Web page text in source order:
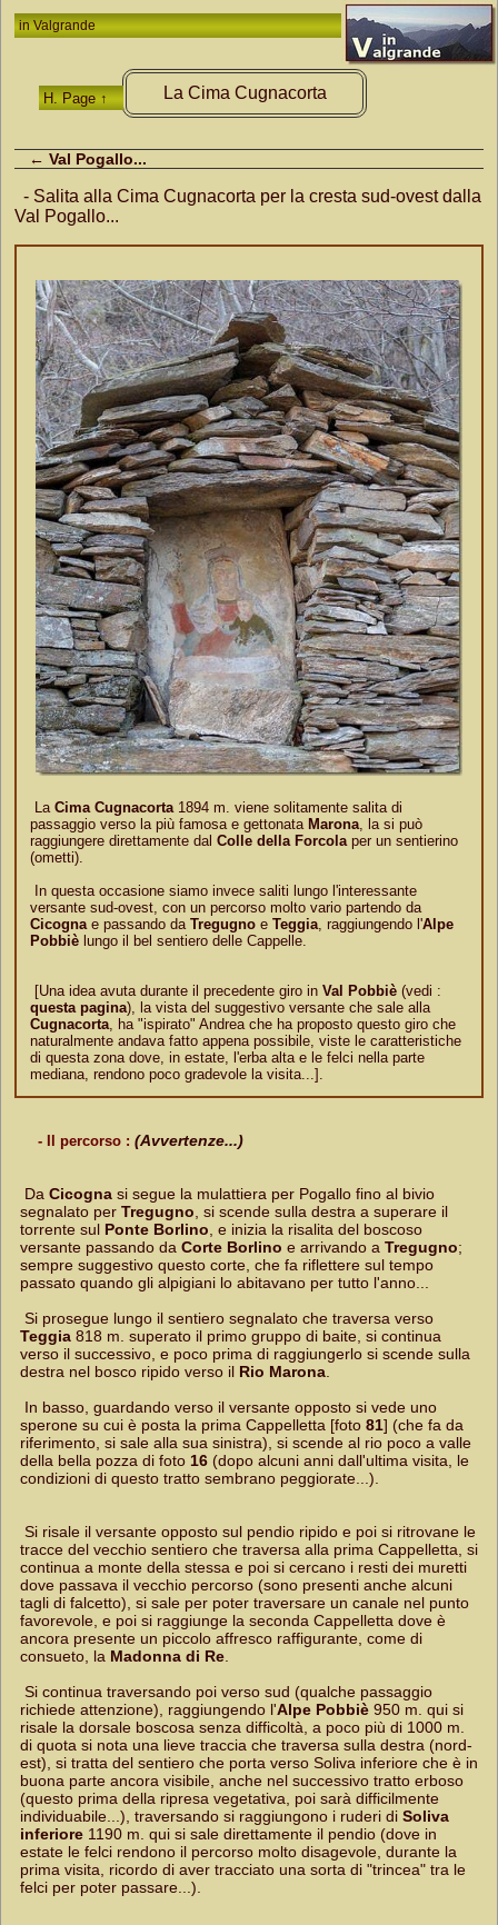
inValgrande
H. Page ↑ La Cima Cugnacorta
← Val Pogallo...
- Salita alla Cima Cugnacorta per la cresta sud-ovest dalla
Val Pogallo...
La Cima Cugnacorta1894 m. viene solitamente salita di
passaggio verso la più famosa e gettonata Marona, la si può
raggiungere direttamente dal Colle della Forcolaper un sentierino
(ometti).
In questa occasione siamo invece saliti lungo l'interessante
versante sud-ovest, con un percorso molto vario partendo da
Cicognae passando da Tregugno e Teggia, raggiungendo l'Alpe
Pobbiè lungo il bel sentiero delle Cappelle.
[Una idea avuta durante il precedente giro in Val Pobbiè (vedi :
questa pagina), la vista del suggestivo versante che sale alla
Cugnacorta, ha "ispirato" Andrea che ha proposto questo giro che
naturalmente andava fatto appena possibile, viste le caratteristiche
di questa zona dove, in estate, l'erba alta e le felci nella parte
mediana, rendono poco gradevole la visita...].
- Il percorso : (Avvertenze...)
Da Cicogna si segue la mulattiera per Pogallo fino al bivio
segnalato per Tregugno, si scende sulla destra a superare il
torrente sul Ponte Borlino, e inizia la risalita del boscoso
versante passando da Corte Borlino e arrivando a Tregugno;
sempre suggestivo questo corte, che fa riflettere sul tempo
passato quando gli alpigiani lo abitavano per tutto l'anno...
Si prosegue lungo il sentiero segnalato che traversa verso
Teggia 818 m. superato il primo gruppo di baite, si continua
verso il successivo, e poco prima di raggiungerlo si scende sulla
destra nel bosco ripido verso il Rio Marona.
In basso, guardando verso il versante opposto si vede uno
sperone su cui è posta la prima Cappelletta [foto 81] (che fa da
riferimento, si sale alla sua sinistra), si scende al rio poco a valle
della bella pozza di foto 16 (dopo alcuni anni dall'ultima visita, le
condizioni di questo tratto sembrano peggiorate...).
Si risale il versante opposto sul pendio ripido e poi si ritrovane le
tracce del vecchio sentiero che traversa alla prima Cappelletta, si
continua a monte della stessa e poi si cercano i resti dei muretti
dove passava il vecchio percorso (sono presenti anche alcuni
tagli di falcetto), si sale per poter traversare un canale nel punto
favorevole, e poi si raggiunge la seconda Cappelletta dove è
ancora presente un piccolo affresco raffigurante, come di
consueto, la Madonna di Re.
Si continua traversando poi verso sud (qualche passaggio
richiede attenzione), raggiungendo l'Alpe Pobbiè 950 m. qui si
risale la dorsale boscosa senza difficoltà, a poco più di 1000 m.
di quota si nota una lieve traccia che traversa sulla destra (nord-
est), si tratta del sentiero che porta verso Soliva inferiore che è in
buona parte ancora visibile, anche nel successivo tratto erboso
(questo prima della ripresa vegetativa, poi sarà difficilmente
individuabile...), traversando si raggiungono i ruderi di Soliva
inferiore 1190 m. qui si sale direttamente il pendio (dove in
estate le felci rendono il percorso molto disagevole, durante la
prima visita, ricordo di aver tracciato una sorta di "trincea" tra le
felci per poter passare...).